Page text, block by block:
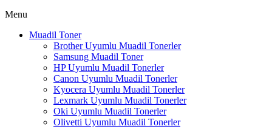
Menu
Muadil Toner
Brother Uyumlu Muadil Tonerler
Samsung Muadil Toner
HP Uyumlu Muadil Tonerler
Canon Uyumlu Muadil Tonerler
Kyocera Uyumlu Muadil Tonerler
Lexmark Uyumlu Muadil Tonerler
Oki Uyumlu Muadil Tonerler
Olivetti Uyumlu Muadil Tonerler